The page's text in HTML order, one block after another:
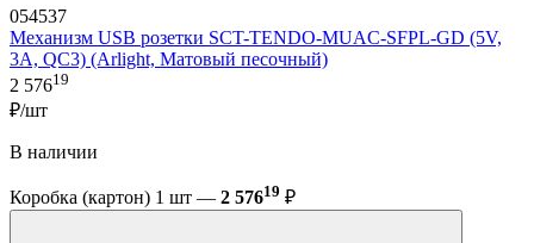
054537
Механизм USB розетки SCT-TENDO-MUAC-SFPL-GD (5V,
3A, QC3) (Arlight, Матовый песочный)
2 57619
₽/шт
В наличии
Коробка (картон) 1 шт — 2 57619 ₽